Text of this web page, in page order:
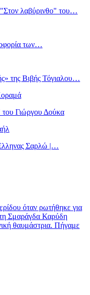
"Στον λαβύρινθο" του…
των…
της Βιβής Τόγιαλου…
Γιώργου Δούκα
Σαρλώ |…
όταν ρωτήθηκε για
Σμαράγδα Καρύδη
θαυμάστρια. Πήγαμε